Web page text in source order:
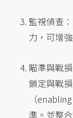
監視偵查
力，可增
瞄準與戰
鎖定與戰
（
準。並整